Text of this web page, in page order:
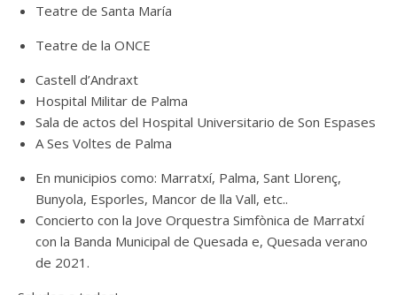
Teatre de Santa María
Teatre de la ONCE
Castell d’Andraxt
Hospital Militar de Palma
Sala de actos del Hospital Universitario de Son Espases
A Ses Voltes de Palma
En municipios como: Marratxí, Palma, Sant Llorenç,
Bunyola, Esporles, Mancor de lla Vall, etc..
Concierto con la Jove Orquestra Simfònica de Marratxí
con la Banda Municipal de Quesada e, Quesada verano
de 2021.